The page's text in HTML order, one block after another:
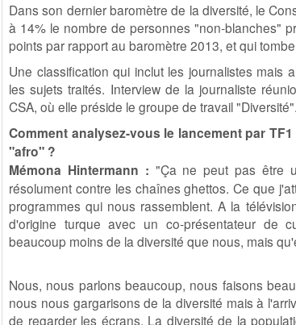
Dans son dernier baromètre de la diversité, le
à 14% le nombre de personnes "non-blanches"
points par rapport au baromètre 2013, et qui
Une classification qui inclut les journalistes mais
les sujets traités. Interview de la journaliste
CSA, où elle préside le groupe de travail "Diversité".
Comment analysez-vous le lancement par
"afro" ?
Mémona Hintermann : "Ça ne peut pas être
résolument contre les chaînes ghettos. Ce que
programmes qui nous rassemblent. A la
d'origine turque avec un co-présentateur de
beaucoup moins de la diversité que nous, mais
Nous, nous parlons beaucoup, nous faisons
nous nous gargarisons de la diversité mais à
de regarder les écrans. La diversité de la